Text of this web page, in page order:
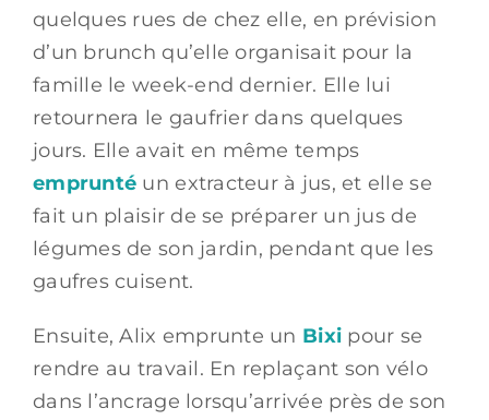
quelques rues de chez elle, en prévision
d’un brunch qu’elle organisait pour la
famille le week-end dernier. Elle lui
retournera le gaufrier dans quelques
jours. Elle avait en même temps
emprunté un extracteur à jus, et elle se
fait un plaisir de se préparer un jus de
légumes de son jardin, pendant que les
gaufres cuisent.
Ensuite, Alix emprunte un Bixi pour se
rendre au travail. En replaçant son vélo
dans l’ancrage lorsqu’arrivée près de son